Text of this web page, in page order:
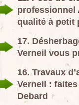
professionnel
qualité à petit
17.
Verneil vous
16. Travaux
Verneil :
Debard